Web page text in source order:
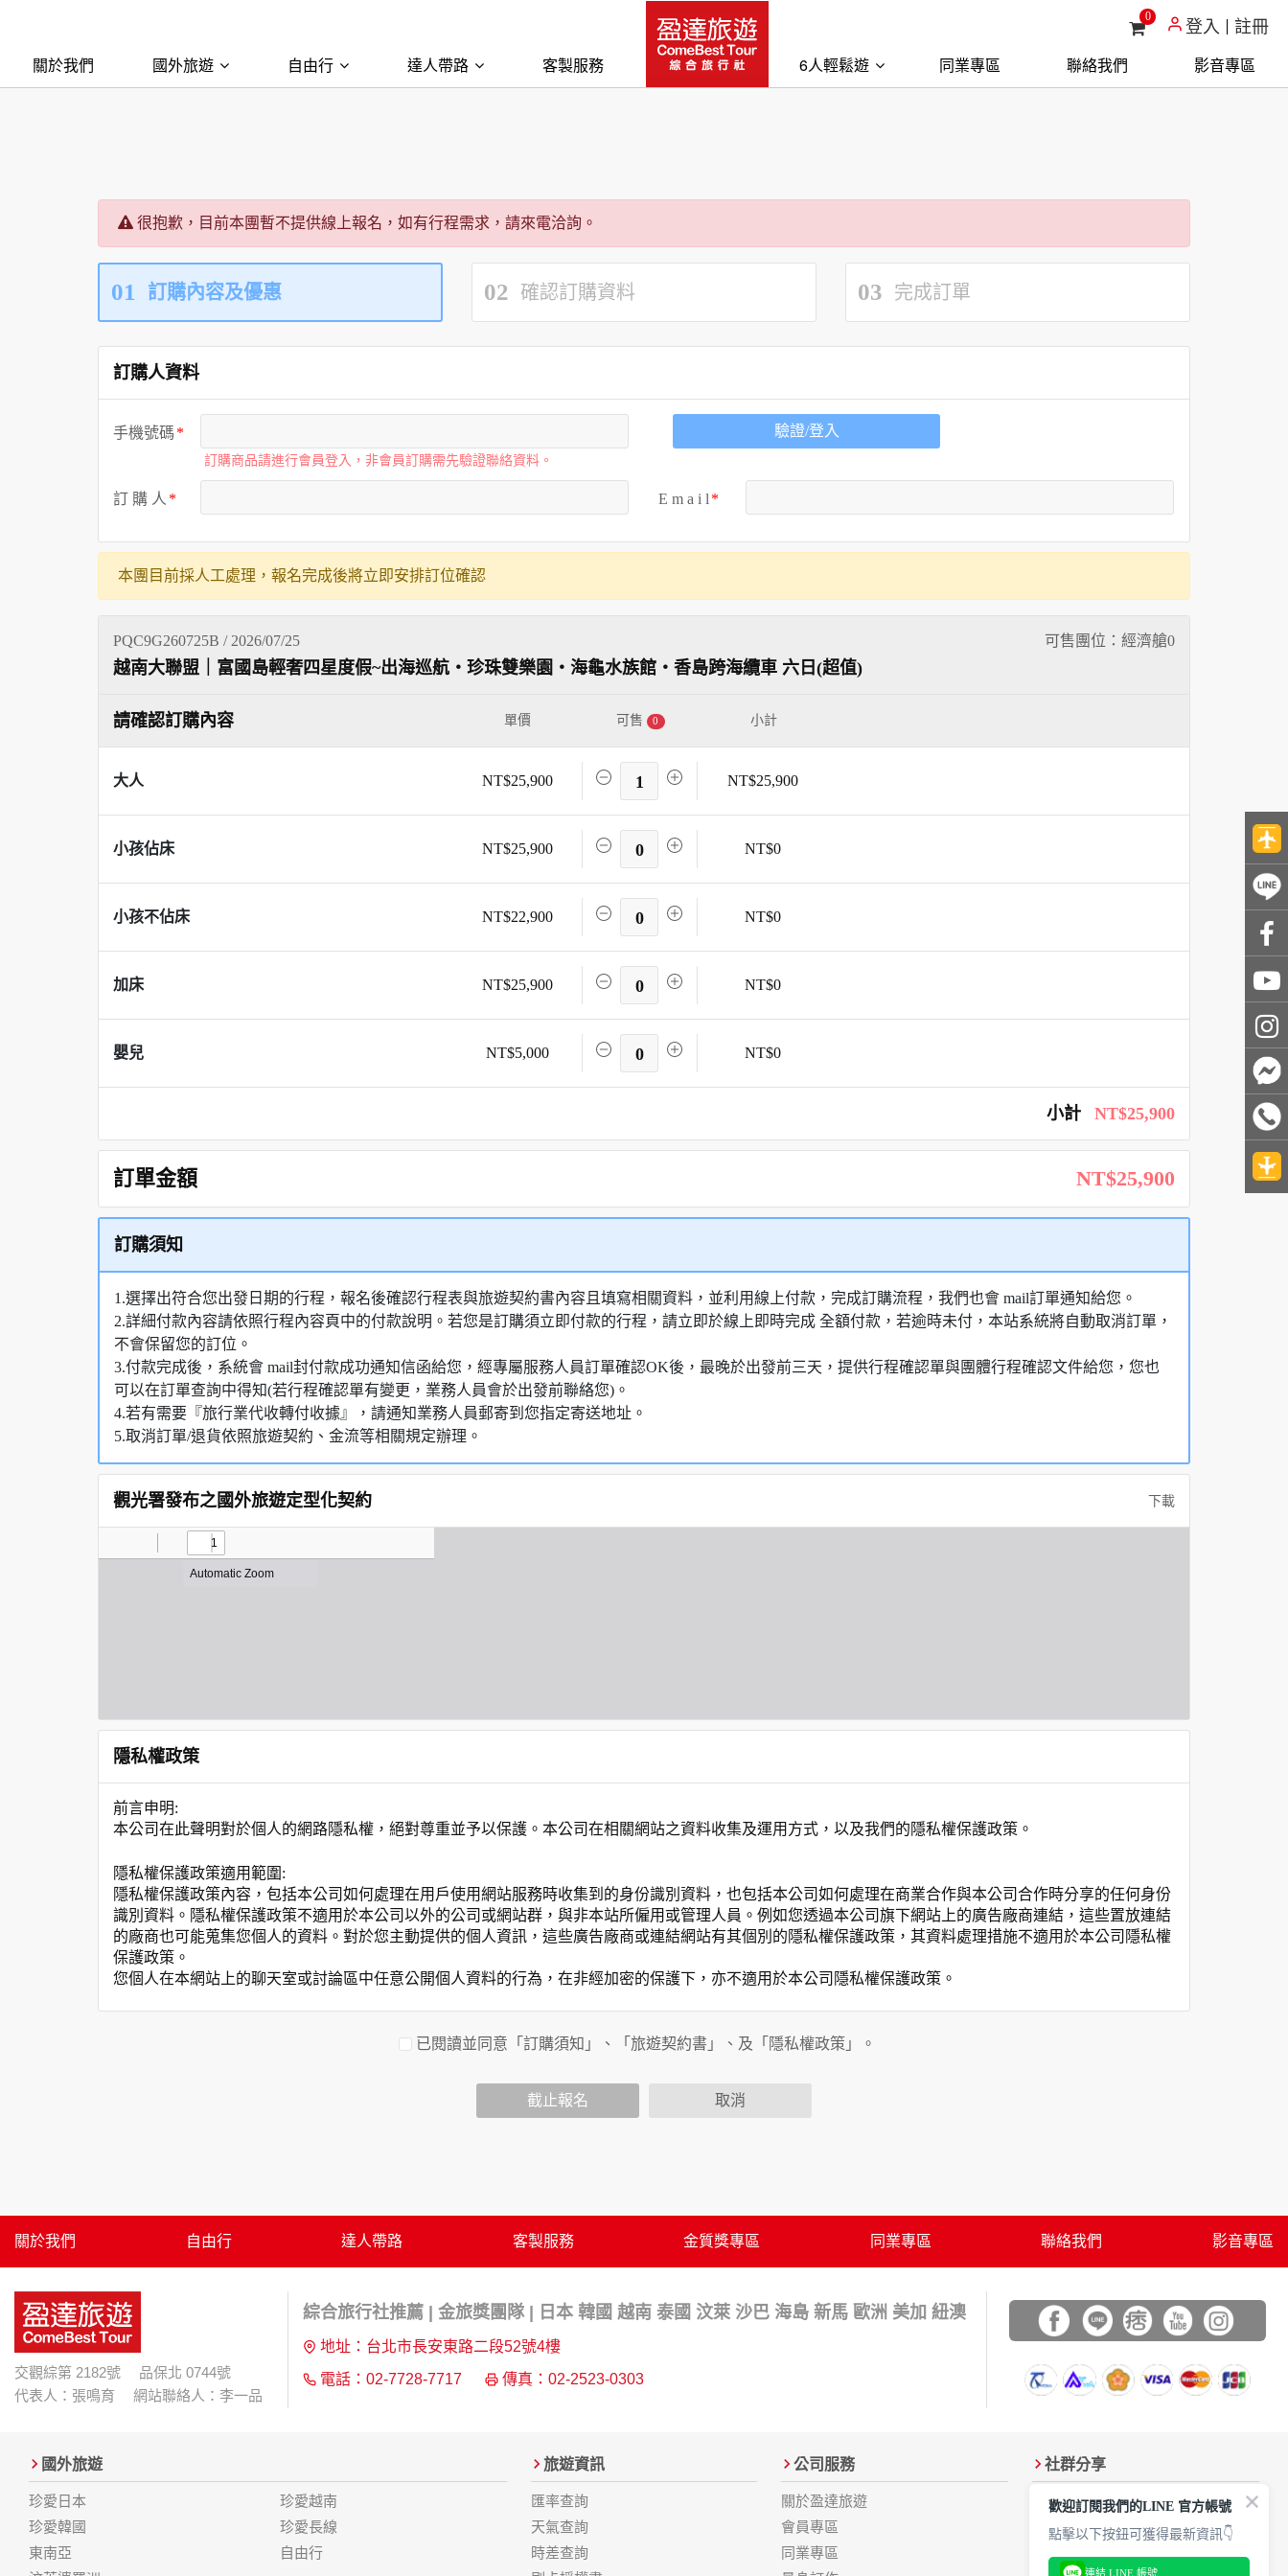
關於我們 國外旅遊 自由行 達人帶路 客製服務 6人輕鬆遊 同業專區 聯絡我們 影音專區
0
登入 註冊
很抱歉，目前本團暫不提供線上報名，如有行程需求，請來電洽詢。
01 訂購內容及優惠 02 確認訂購資料 03 完成訂單
訂購人資料
手機號碼
訂購商品請進行會員登入，非會員訂購需先驗證聯絡資料。
驗證/登入
訂 購 人 E m a i l
本團目前採人工處理，報名完成後將立即安排訂位確認
PQC9G260725B / 2026/07/25 可售團位：經濟艙0
越南大聯盟｜富國島輕奢四星度假~出海巡航・珍珠雙樂園・海龜水族館・香島跨海纜車 六日(超值)
請確認訂購內容 單價 可售 0 小計
大人 NT$25,900 1 NT$25,900
小孩佔床 NT$25,900 0 NT$0
小孩不佔床 NT$22,900 0 NT$0
加床 NT$25,900 0 NT$0
嬰兒 NT$5,000 0 NT$0
小計 NT$25,900
訂單金額 NT$25,900
訂購須知
1.選擇出符合您出發日期的行程，報名後確認行程表與旅遊契約書內容且填寫相關資料，並利用線上付款，完成訂購流程，我們也會 mail訂單通知給您。
2.詳細付款內容請依照行程內容頁中的付款說明。若您是訂購須立即付款的行程，請立即於線上即時完成 全額付款，若逾時未付，本站系統將自動取消訂單，
不會保留您的訂位。
3.付款完成後，系統會 mail封付款成功通知信函給您，經專屬服務人員訂單確認OK後，最晚於出發前三天，提供行程確認單與團體行程確認文件給您，您也
可以在訂單查詢中得知(若行程確認單有變更，業務人員會於出發前聯絡您)。
4.若有需要『旅行業代收轉付收據』，請通知業務人員郵寄到您指定寄送地址。
5.取消訂單/退貨依照旅遊契約、金流等相關規定辦理。
觀光署發布之國外旅遊定型化契約 下載
隱私權政策
前言申明:
本公司在此聲明對於個人的網路隱私權，絕對尊重並予以保護。本公司在相關網站之資料收集及運用方式，以及我們的隱私權保護政策。
隱私權保護政策適用範圍:
隱私權保護政策內容，包括本公司如何處理在用戶使用網站服務時收集到的身份識別資料，也包括本公司如何處理在商業合作與本公司合作時分享的任何身份
識別資料。隱私權保護政策不適用於本公司以外的公司或網站群，與非本站所僱用或管理人員。例如您透過本公司旗下網站上的廣告廠商連結，這些置放連結
的廠商也可能蒐集您個人的資料。對於您主動提供的個人資訊，這些廣告廠商或連結網站有其個別的隱私權保護政策，其資料處理措施不適用於本公司隱私權
保護政策。
您個人在本網站上的聊天室或討論區中任意公開個人資料的行為，在非經加密的保護下，亦不適用於本公司隱私權保護政策。
為了在本網站提供您最佳的互動性服務，可能會請您提供相關個人的資料，其範圍如下：
於一般瀏覽時，伺服器會自行記錄相關行徑，包括您使用連線設備的 IP 位址、使用時間、使用的瀏覽器、瀏覽及點選資料記錄等，做為我們增進網站服務的
當客戶在本網站註冊時，我們會取得您的姓名、電話、住址、身份證字號、電子郵件、出生日期、性別、行業等相關資料，當您註冊成功，並登入使用我們的
服務後，我們即取得您的資料。註冊時，本網站取得您的姓名、電話、住址、身份證字號、電子郵件、出生日期、性別、行業等相關資料，當您註冊成功，並
錄等。本網站會對個別連線者的瀏覽器予以標示，歸納使用者瀏覽器在本網站內部所瀏覽的網頁，除非您願意告知您的個人資料，否則本網站不會也無法將此
項記錄和您對應。請您注意，在本網站網刊登廣告之廠商，或與連結本網站，也可能蒐集您個人的資料。對於您主動提供的個人資訊，這些廣告廠商、或連結
網站有其個別的私權保護政策，其資料處理措施不適用本網站隱私權保護政策，本公司不負任何連帶責任。
郵件上提供您能隨時停止接收這些資料或電子郵件的方法及說明。
在以下情況下， 本公司會向其他人士或公司提供您的個人識別資料：
2.為了保護使用者個人隱私，我們無法為您查詢其他使用者的帳號資料。若您有相關法律上問題需查閱他人資料時，請務必向警政單位提出告訴，我們將全力
配合警政單位調查並提供所有相關資料，以協助調查及破案！
已閱讀並同意「訂購須知」、「旅遊契約書」、及「隱私權政策」。
截止報名 取消
關於我們 自由行 達人帶路 客製服務 金質獎專區 同業專區 聯絡我們 影音專區
交觀綜第 2182號 品保北 0744號
代表人：張鳴育 網站聯絡人：李一品
綜合旅行社推薦 | 金旅獎團隊 | 日本 韓國 越南 泰國 汶萊 沙巴 海島 新馬 歐洲 美加 紐澳
地址：台北市長安東路二段52號4樓
電話：02-7728-7717
傳真：02-2523-0303
國外旅遊
珍愛日本
珍愛韓國
東南亞
珍愛越南
珍愛長線
自由行
旅遊資訊
匯率查詢
天氣查詢
時差查詢
公司服務
關於盈達旅遊
會員專區
同業專區
社群分享
加入Line好友
FB粉絲團
歡迎訂閱我們的LINE 官方帳號
點擊以下按鈕可獲得最新資訊👇
連結 LINE 帳號